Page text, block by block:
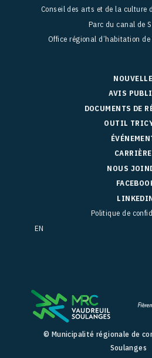
Conseil des arts et de la culture
Parc du canal de
Office régional d’habitation
AVIS
DOCUMENTS DE
OUTIL
NOUS
Politique de
EN
© Municipalité régionale de
Soulanges